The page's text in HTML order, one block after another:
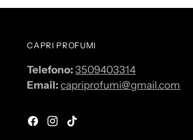
CAPRI PROFUMI
Telefono: 3509403314
Email:capriprofumi@gmail.com